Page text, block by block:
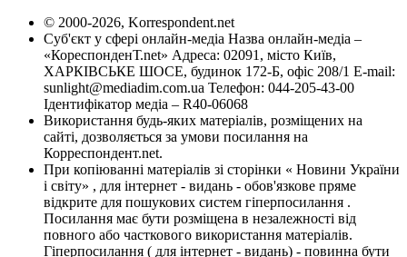
© 2000-2026, Korrespondent.net
Суб'єкт у сфері онлайн-медіа Назва онлайн-медіа –
«КореспонденТ.net» Адреса: 02091, місто Київ,
ХАРКІВСЬКЕ ШОСЕ, будинок 172-Б, офіс 208/1 E-mail:
sunlight@mediadim.com.ua Телефон: 044-205-43-00
Ідентифікатор медіа – R40-06068
Використання будь-яких матеріалів, розміщених на
сайті, дозволяється за умови посилання на
Корреспондент.net.
При копіюванні матеріалів зі сторінки « Новини України
і світу» , для інтернет - видань - обов'язкове пряме
відкрите для пошукових систем гіперпосилання .
Посилання має бути розміщена в незалежності від
повного або часткового використання матеріалів.
Гіперпосилання ( для інтернет - видань) - повинна бути